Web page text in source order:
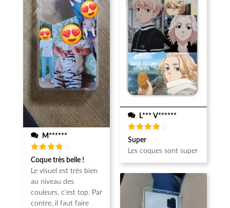
M******
Note4
sur 5
Coque très belle !
Le visuel est très bien
au niveau des
couleurs, c'est top. Par
contre, il faut faire
L*** V******
Note
sur 5
Super
Les coques sont super